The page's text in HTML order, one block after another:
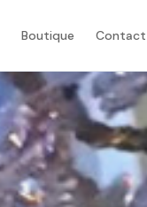
Boutique Contact